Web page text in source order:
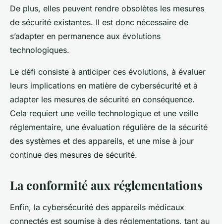
De plus, elles peuvent rendre obsolètes les mesures
de sécurité existantes. Il est donc nécessaire de
s’adapter en permanence aux évolutions
technologiques.
Le défi consiste à anticiper ces évolutions, à évaluer
leurs implications en matière de cybersécurité et à
adapter les mesures de sécurité en conséquence.
Cela requiert une veille technologique et une veille
réglementaire, une évaluation régulière de la sécurité
des systèmes et des appareils, et une mise à jour
continue des mesures de sécurité.
La conformité aux réglementations
Enfin, la cybersécurité des appareils médicaux
connectés est soumise à des réglementations, tant au